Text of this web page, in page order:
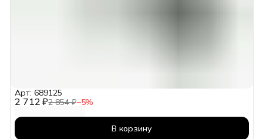
2 712 ₽2 854 ₽−5%
Арт: 689125
В корзину